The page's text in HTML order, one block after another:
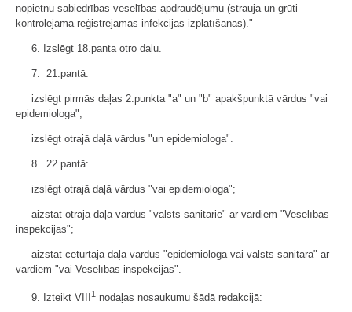
nopietnu sabiedrības veselības apdraudējumu (strauja un grūti
kontrolējama reģistrējamās infekcijas izplatīšanās)."
6. Izslēgt 18.panta otro daļu.
7. 21.pantā:
izslēgt pirmās daļas 2.punkta "a" un "b" apakšpunktā vārdus "vai
epidemiologa";
izslēgt otrajā daļā vārdus "un epidemiologa".
8. 22.pantā:
izslēgt otrajā daļā vārdus "vai epidemiologa";
aizstāt otrajā daļā vārdus "valsts sanitārie" ar vārdiem "Veselības
inspekcijas";
aizstāt ceturtajā daļā vārdus "epidemiologa vai valsts sanitārā" ar
vārdiem "vai Veselības inspekcijas".
9. Izteikt VIII 1 nodaļas nosaukumu šādā redakcijā: